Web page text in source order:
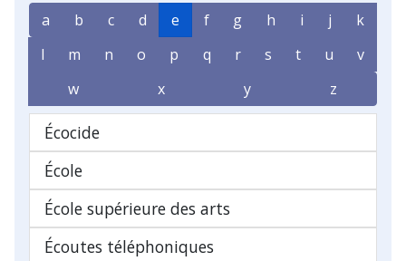
a b c d e f g h i j
k
l
m n o p q r s t u
v
w
x y z
Écocide
École
École supérieure des arts
Écoutes téléphoniques